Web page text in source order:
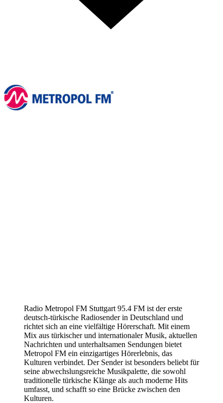
Radio Metropol FM Stuttgart 95.4 FM ist der erste
deutsch-türkische Radiosender in Deutschland und
richtet sich an eine vielfältige Hörerschaft. Mit einem
Mix aus türkischer und internationaler Musik, aktuellen
Nachrichten und unterhaltsamen Sendungen bietet
Metropol FM ein einzigartiges Hörerlebnis, das
Kulturen verbindet. Der Sender ist besonders beliebt für
seine abwechslungsreiche Musikpalette, die sowohl
traditionelle türkische Klänge als auch moderne Hits
umfasst, und schafft so eine Brücke zwischen den
Kulturen.